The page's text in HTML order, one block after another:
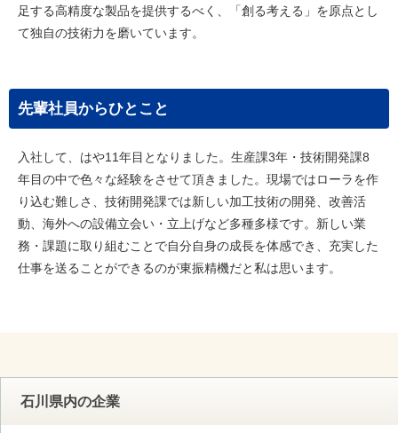
足する高精度な製品を提供するべく、「創る考える」を原点とし
て独自の技術力を磨いています。
先輩社員からひとこと
入社して、はや11年目となりました。生産課3年・技術開発課8
年目の中で色々な経験をさせて頂きました。現場ではローラを作
り込む難しさ、技術開発課では新しい加工技術の開発、改善活
動、海外への設備立会い・立上げなど多種多様です。新しい業
務・課題に取り組むことで自分自身の成長を体感でき、充実した
仕事を送ることができるのが東振精機だと私は思います。
石川県内の企業